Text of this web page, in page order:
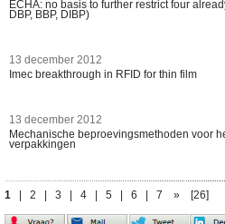
ECHA: no basis to further restrict four
DBP, BBP, DIBP)
13 december 2012
Imec breakthrough in RFID for thin film
13 december 2012
Mechanische beproevingsmethoden voor
verpakkingen
1 2 3 4 5 6 7 » [26]